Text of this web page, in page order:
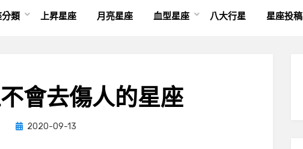
類 上昇星座 月亮星座 血型星座 八大行星 星座投稿
會去傷人的星座
by小編
Posted
2020-09-13